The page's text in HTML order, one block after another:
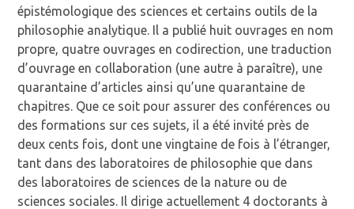
épistémologique des sciences et certains outils de la
philosophie analytique. Il a publié huit ouvrages en nom
propre, quatre ouvrages en codirection, une traduction
d’ouvrage en collaboration (une autre à paraître), une
quarantaine d’articles ainsi qu’une quarantaine de
chapitres. Que ce soit pour assurer des conférences ou
des formations sur ces sujets, il a été invité près de
deux cents fois, dont une vingtaine de fois à l’étranger,
tant dans des laboratoires de philosophie que dans
des laboratoires de sciences de la nature ou de
sciences sociales. Il dirige actuellement 4 doctorants à